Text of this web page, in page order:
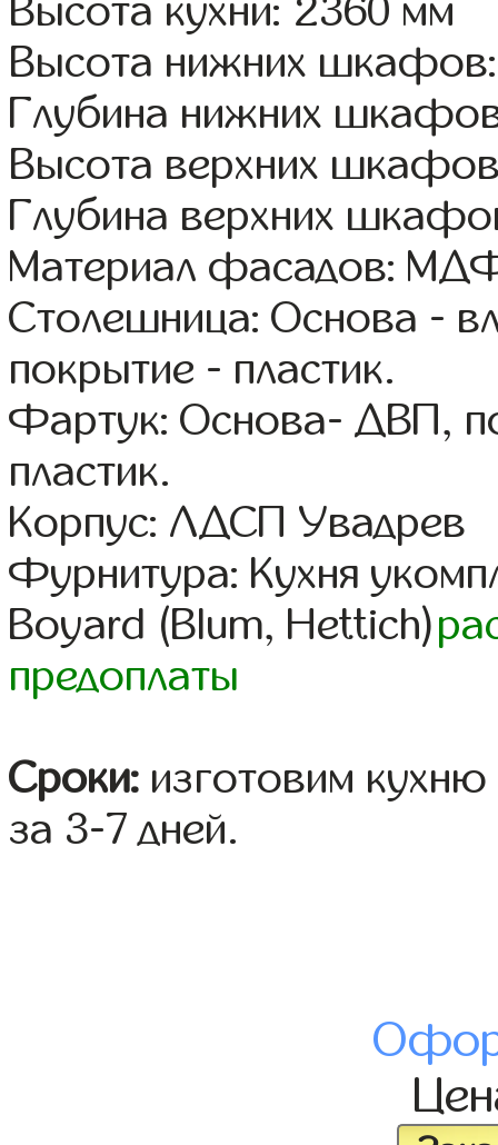
Высота кухни: 2360 мм
Высота нижних
Глубина нижних
Высота верхних
Глубина верхних
Материал фасадов:
Столешница: Основа -
покрытие - пластик.
Фартук: Основа- ДВП,
пластик.
Корпус: ЛДСП Увадрев
Фурнитура: Кухня
Boyard (Blum, Hettich)
предоплаты
Сроки: изготовим
за 3-7 дней.